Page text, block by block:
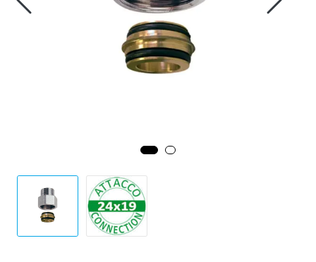
Knolval
Blogg
Miljø og bærekraft